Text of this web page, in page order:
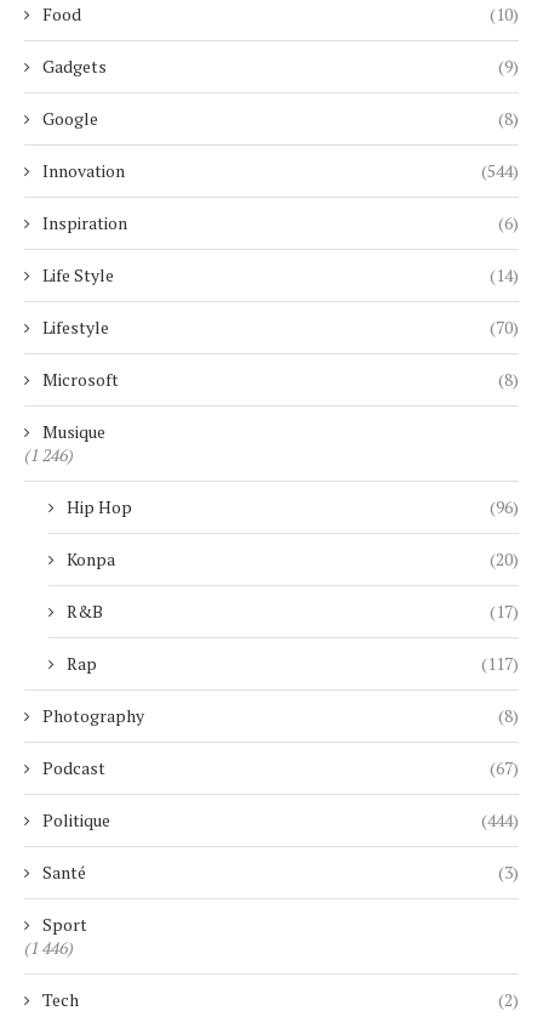
Food (10)
Gadgets (9)
Google (8)
Innovation (544)
Inspiration (6)
Life Style (14)
Lifestyle (70)
Microsoft (8)
Musique
(1 246)
Hip Hop (96)
Konpa (20)
R&B (17)
Rap (117)
Photography (8)
Podcast (67)
Politique (444)
Santé (3)
Sport
(1 446)
Tech (2)